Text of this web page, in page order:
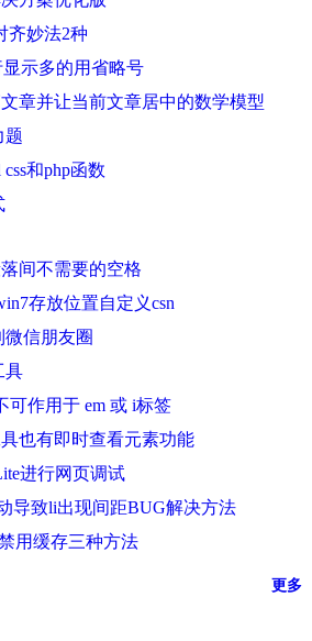
齐妙法2种
示多的用省略号
文章并让当前文章居中的数学模型
题
和php函数
间不需要的空格
存放位置自定义csn
信朋友圈
具
可作用于 em 或 i标签
也有即时查看元素功能
进行网页调试
导致li出现间距BUG解决方法
用缓存三种方法
更多